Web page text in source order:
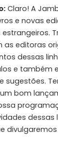
Claro! A
e novas
estrangeiros.
editoras
dessas
e também
sugestões.
bom
dessas
divulgaremos